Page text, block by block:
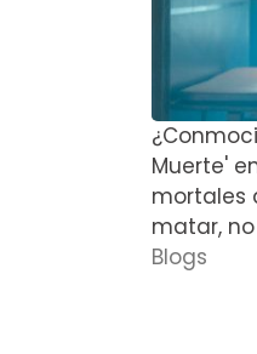
Muerte'
mortales
matar,
Blogs